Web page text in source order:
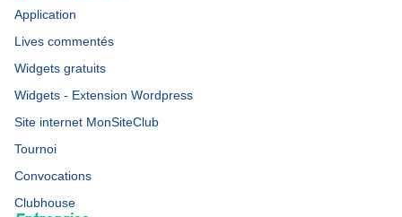
Application
Lives commentés
Widgets gratuits
Widgets - Extension Wordpress
Site internet MonSiteClub
Tournoi
Convocations
Clubhouse